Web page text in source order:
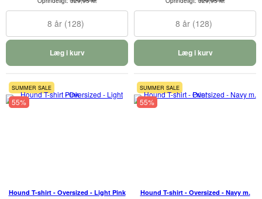
8 år (128)
Læg i kurv
8 år (128)
Læg i kurv
SUMMER SALE
55%
Hound T-shirt - Oversized - Light Pink
SUMMER SALE
55%
Hound T-shirt - Oversized - Navy m.